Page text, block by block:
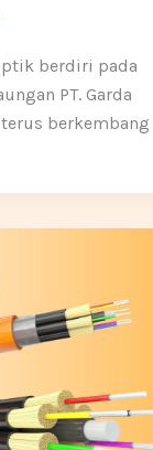
berdiri pada
PT. Garda
berkembang